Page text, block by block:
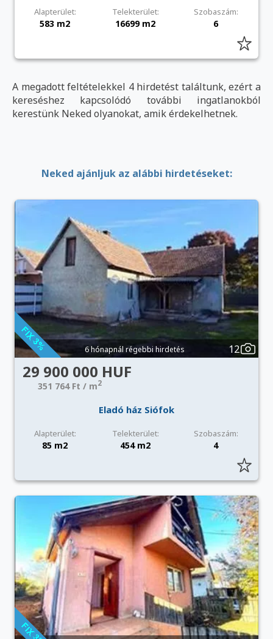
Alapterület: Telekterület: Szobaszám:
583 m2 16699 m2 6
A megadott feltételekkel 4 hirdetést találtunk, ezért a
kereséshez kapcsolódó további ingatlanokból
kerestünk Neked olyanokat, amik érdekelhetnek.
Neked ajánljuk az alábbi hirdetéseket:
6 hónapnál régebbi hirdetés 12
29 900 000 HUF
351 764 Ft / m2
Eladó ház Siófok
Alapterület: Telekterület: Szobaszám:
85 m2 454 m2 4